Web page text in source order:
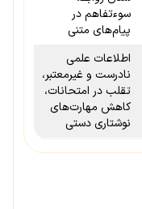
سوءتفاهم در
پیام‌های متنی
اطلاعات علمی
نادرست و غیرمعتبر،
تقلب در امتحانات،
کاهش مهارت‌های
نوشتاری دستی